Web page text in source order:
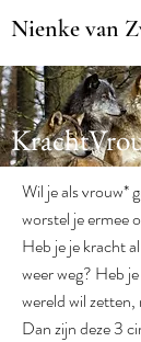
Nienke van
Wil je als vrouw*
worstel je ermee
Heb je je kracht
weer weg? Heb
wereld wil
Dan zijn deze 3